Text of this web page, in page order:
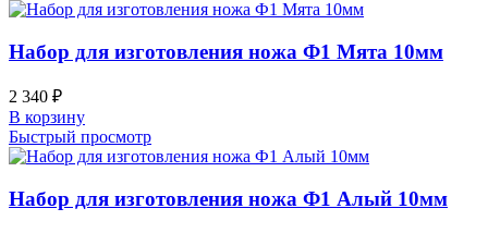
Набор для изготовления ножа Ф1 Мята 10мм
2 340 ₽
В корзину
Быстрый просмотр
Набор для изготовления ножа Ф1 Алый 10мм